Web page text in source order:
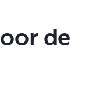
de